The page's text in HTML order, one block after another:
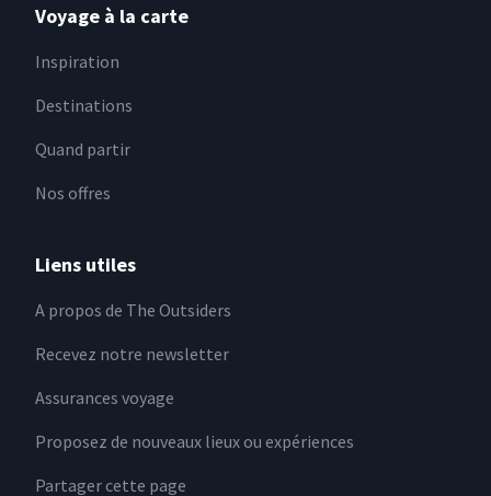
Voyage à la carte
Inspiration
Destinations
Quand partir
Nos offres
Liens utiles
A propos de The Outsiders
Recevez notre newsletter
Assurances voyage
Proposez de nouveaux lieux ou expériences
Partager cette page